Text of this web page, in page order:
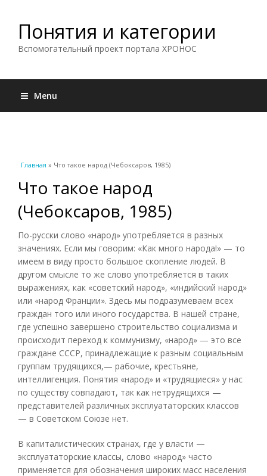
Понятия и категории
Вспомогательный проект портала ХРОНОС
Menu
Вы здесь
Главная » Что такое народ (Чебоксаров, 1985)
Что такое народ
(Чебоксаров, 1985)
По-русски слово «народ» употребляется в разных
значениях. Если мы говорим: «Как много народа!» — то
имеем в виду просто большое скопление людей. В
другом смысле то же слово употребляется в таких
выражениях, как «советский народ», «индийский народ»
или «народ Франции». Здесь мы подразумеваем всех
граждан того или иного государства. В нашей стране,
где успешно завершено строительство социализма и
происходит переход к коммунизму, «народ» — это все
граждане СССР, принадлежащие к разным социальным
группам трудящихся,— рабочие, крестьяне,
интеллигенция. Понятия «народ» и «трудящиеся» у нас
по существу совпадают, так как нетрудящихся —
представителей различных эксплуататорских классов
— в Советском Союзе нет.
В капиталистических странах, где у власти —
эксплуататорские классы, слово «народ» часто
применяется для обозначения широких масс населения